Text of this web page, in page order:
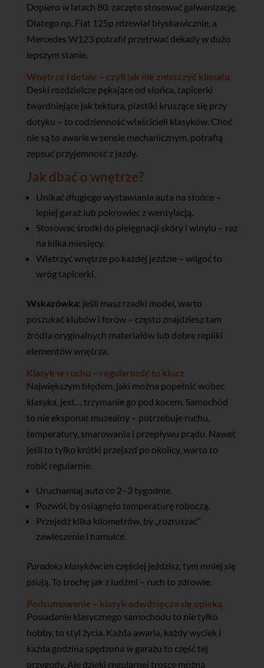
Dopiero w latach 80. zaczęto stosować galwanizację.
Dlatego np. Fiat 125p rdzewiał błyskawicznie, a
Mercedes W123 potrafił przetrwać dekady w dużo
lepszym stanie.
Wnętrze i detale – czyli jak nie zniszczyć klimatu
Deski rozdzielcze pękające od słońca, tapicerki
twardniejące jak tektura, plastiki kruszące się przy
dotyku – to codzienność właścicieli klasyków. Choć
nie są to awarie w sensie mechanicznym, potrafią
zepsuć przyjemność z jazdy.
Jak dbać o wnętrze?
Unikać długiego wystawiania auta na słońce –
lepiej garaż lub pokrowiec z wentylacją.
Stosować środki do pielęgnacji skóry i winylu – raz
na kilka miesięcy.
Wietrzyć wnętrze po każdej jeździe – wilgoć to
wróg tapicerki.
Wskazówka: jeśli masz rzadki model, warto
poszukać klubów i forów – często znajdziesz tam
źródła oryginalnych materiałów lub dobre repliki
elementów wnętrza.
Klasyk w ruchu – regularność to klucz
Największym błędem, jaki można popełnić wobec
klasyka, jest… trzymanie go pod kocem. Samochód
to nie eksponat muzealny – potrzebuje ruchu,
temperatury, smarowania i przepływu prądu. Nawet
jeśli to tylko krótki przejazd po okolicy, warto to
robić regularnie.
Uruchamiaj auto co 2–3 tygodnie.
Pozwól, by osiągnęło temperaturę roboczą.
Przejedź kilka kilometrów, by „rozruszać”
zawieszenie i hamulce.
Paradoks klasyków:im częściej jeździsz, tym mniej się
psują. To trochę jak z ludźmi – ruch to zdrowie.
Podsumowanie – klasyk odwdzięcza się opieką
Posiadanie klasycznego samochodu to nie tylko
hobby, to styl życia. Każda awaria, każdy wyciek i
każda godzina spędzona w garażu to część tej
przygody. Ale dzięki regularnej trosce można